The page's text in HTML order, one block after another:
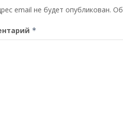
email не будет опубликован.
*